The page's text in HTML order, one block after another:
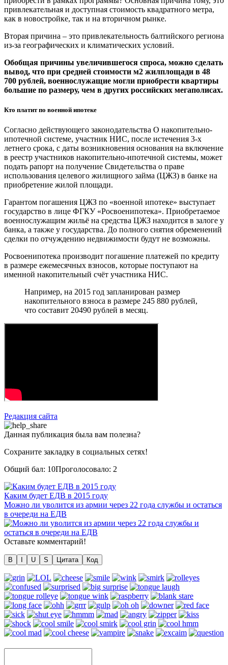
привлекательная и доступная стоимость квадратного метра,
как в новостройке, так и на вторичном рынке.
Вторая причина – это привлекательность балтийского региона
из-за географических и климатических условий.
Обобщая причины увеличившегося спроса, можно сделать
вывод, что при средней стоимости м2 жилплощади в 48
700 рублей, военнослужащие могли приобрести квартиры
большие по размеру, чем в других российских мегаполисах.
Кто платит по военной ипотеке
Согласно действующего законодательства О накопительно-
ипотечной системе, участник НИС, после истечения 3-х
летнего срока, с даты возникновения основания на включение
в реестр участников накопительно-ипотечной системы, может
подать рапорт на получение Свидетельства о праве
использования целевого жилищного займа (ЦЖЗ) в банке на
приобретение жилой площади.
Гарантом погашения ЦЖЗ по «военной ипотеке» выступает
государство в лице ФГКУ «Росвоенипотека». Приобретаемое
военнослужащим жильё на средства ЦЖЗ находится в залоге у
банка, а также у государства. До полного снятия обременений
сделки по отчуждению недвижимости будут не возможны.
Росвоенипотека производит погашение платежей по кредиту
в размере ежемесячных взносов, которые поступают на
именной накопительный счёт участника НИС.
Например, на 2015 год запланирован размер
накопительного взноса в размере 245 880 рублей,
что составит 20490 рублей в месяц.
Редакция сайта
Данная публикация была вам полезна?
Сохраните закладку в социальных сетях!
Общий бал: 10Проголосовало: 2
Каким будет ЕДВ в 2015 году
Можно ли уволится из армии через 22 года службы и остаться
в очереди на ЕДВ
Оставьте комментарий!
B U S Цитата Код